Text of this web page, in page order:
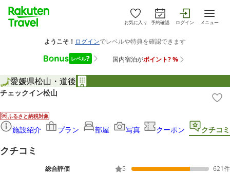
お気に入り 予約確認 ログイン メニュー
愛媛県松山・道後
チェックイン松山
ふるさと納税対象
施設紹介 プラン 部屋 写真 クーポン クチコミ
クチコミ
総合評価 5 621件